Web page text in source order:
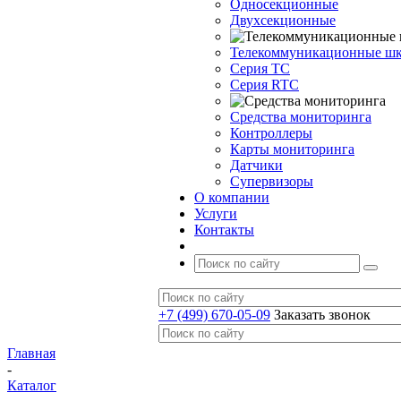
Односекционные
Двухсекционные
Телекоммуникационные
Серия TC
Серия RTC
Средства мониторинга
Контроллеры
Карты мониторинга
Датчики
Супервизоры
О компании
Услуги
Контакты
+7 (499) 670-05-09 Заказать звонок
Главная
-
Каталог